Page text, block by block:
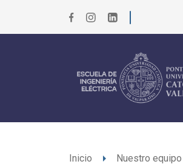
Inicio arrow_right Nuestro equipo